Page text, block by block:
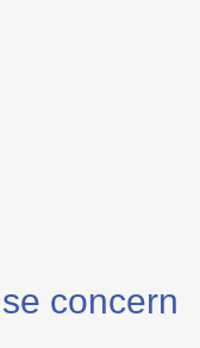
concern